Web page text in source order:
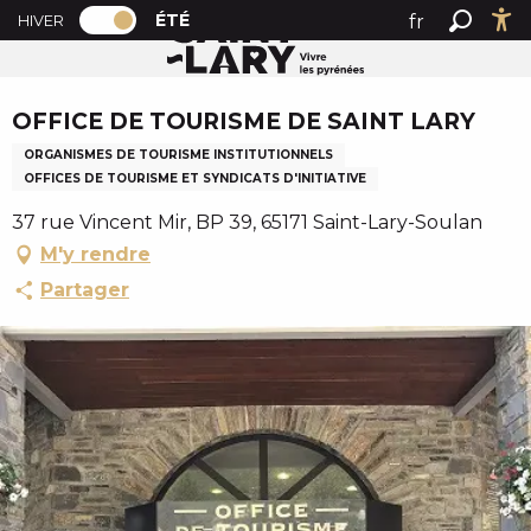
A
l
r
a
u
c
o
n
t
e
n
u
p
r
i
n
PAGE D’ACCUEIL ACTUELLE ÉTÉ : PASSER EN MODE
HIVER PAGE D’ACCUEIL ACTUELLE ÉTÉ :
ÉTÉ
fr
Accueil été OFFICE DE TOURISME DE SAINT LARY
OFFICE DE TOURISME DE SAINT LARY
ORGANISMES DE TOURISME INSTITUTIONNELS
OFFICES DE TOURISME ET SYNDICATS D'INITIATIVE
37 rue Vincent Mir, BP 39, 65171 Saint-Lary-Soulan
M'y rendre
Partager